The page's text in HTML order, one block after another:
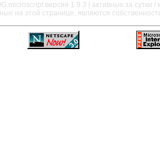
версия 1.9.3 | активных за сутки /
на этой странице, являются
————————————————